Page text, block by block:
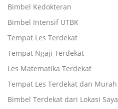
Bimbel Kedokteran
Bimbel Intensif UTBK
Tempat Les Terdekat
Tempat Ngaji Terdekat
Les Matematika Terdekat
Tempat Les Terdekat dan Murah
Bimbel Terdekat dari Lokasi Saya